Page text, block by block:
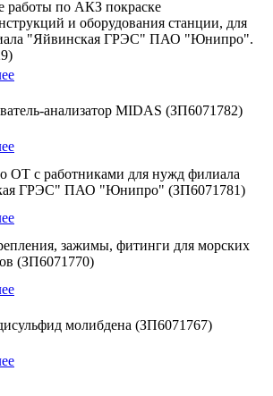
работы по АКЗ покраске
и оборудования станции, для
"Яйвинская ГРЭС" ПАО "Юнипро".
анализатор MIDAS (ЗП6071782)
ОТ с работниками для нужд филиала
ГРЭС" ПАО "Юнипро" (ЗП6071781)
зажимы, фитинги для морских
(ЗП6071770)
молибдена (ЗП6071767)